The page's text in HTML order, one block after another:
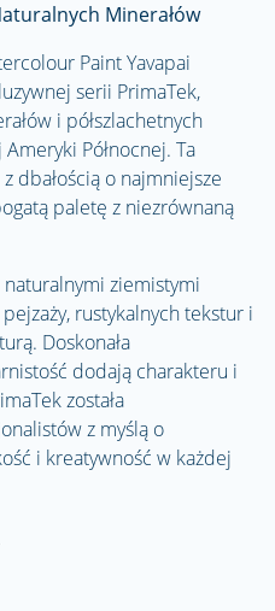
Minerałów
Paint Yavapai
serii PrimaTek,
i półszlachetnych
Północnej. Ta
dbałością o najmniejsze
paletę z niezrównaną
ziemistymi
rustykalnych tekstur i
Doskonała
dodają charakteru i
została
z myślą o
i kreatywność w każdej